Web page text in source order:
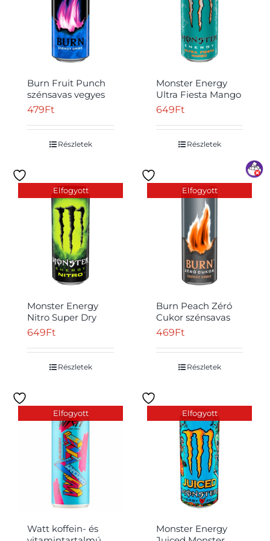
Burn Fruit Punch
szénsavas vegyes
gyümölcsízű ital,
inozitollal, B-
vitaminnal 250 ml
479Ft
Részletek
Monster Energy
Ultra Fiesta Mango
szénsavas mangó
és édesítőszerekkel
500 ml
649Ft
Részletek
Elfogyott
Monster Energy
Nitro Super Dry
szénsavas ital
cukrokkal és
édesítőszerrel 500
649Ft
Részletek
Elfogyott
Burn Peach Zéró
Cukor szénsavas
őszibarackízű ital
vitaminnal &
édesítőszerrel 250
469Ft
Részletek
Elfogyott
Watt koffein- és
Elfogyott
Monster Energy